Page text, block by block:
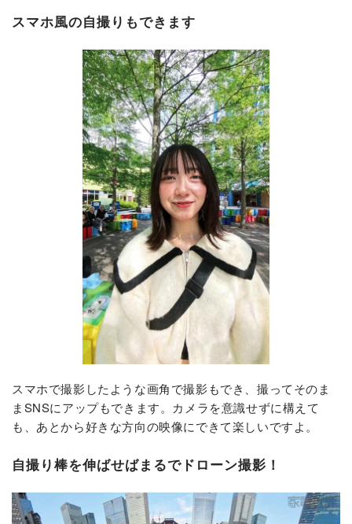
スマホ風の自撮りもできます
スマホで撮影したような画角で撮影もでき、撮ってそのま
まSNSにアップもできます。カメラを意識せずに構えて
も、あとから好きな方向の映像にできて楽しいですよ。
自撮り棒を伸ばせばまるでドローン撮影！